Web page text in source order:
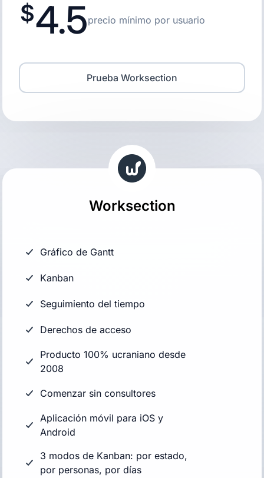
4.5precio mínimo por usuario
Prueba Worksection
Worksection
Gráfico de Gantt
Kanban
Seguimiento del tiempo
Derechos de acceso
Producto 100% ucraniano desde
2008
Comenzar sin consultores
Aplicación móvil para iOS y
Android
3 modos de Kanban: por estado,
por personas, por días